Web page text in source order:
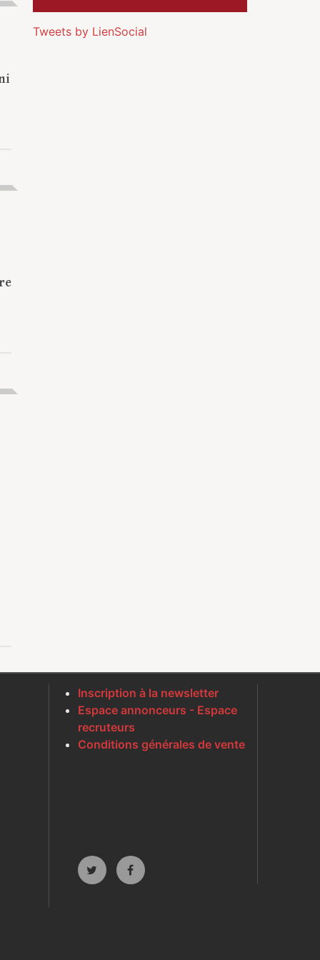
Tweets by LienSocial
Inscription à la newsletter
Espace annonceurs - Espace
recruteurs
Conditions générales de vente